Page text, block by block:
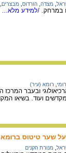
מצדה הורדוס מבצרים
במרחק. /למידע מלא...
רומי רומא (עיר)
ובעבר
ועוד. בשיאו
שער טיטוס ברומא
מנורת הקנים